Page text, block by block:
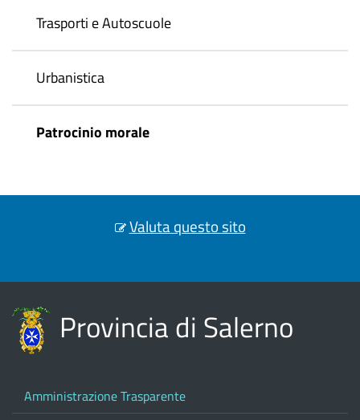
Trasporti e Autoscuole
Urbanistica
Patrocinio morale
Valuta questo sito
Provincia di Salerno
Amministrazione Trasparente